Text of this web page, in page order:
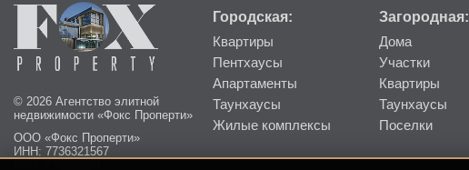
© 2026 Агентство элитной
недвижимости «Фокс Проперти»
ООО «Фокс Проперти»
ИНН: 7736321567
Городская:
Квартиры
Пентхаусы
Апартаменты
Таунхаусы
Жилые комплексы
Загородная:
Дома
Участки
Квартиры
Таунхаусы
Поселки